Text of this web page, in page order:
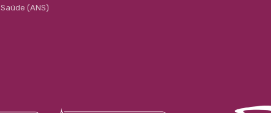
Saúde (ANS)